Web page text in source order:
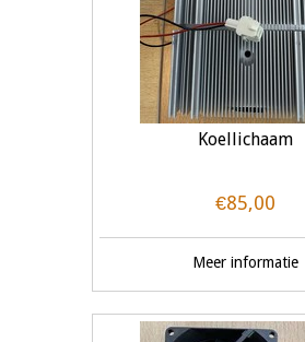
Koellichaam
€85,00
Meer informatie